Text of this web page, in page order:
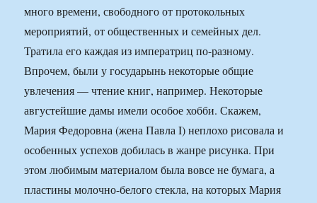
много времени, свободного от протокольных
мероприятий, от общественных и семейных дел.
Тратила его каждая из императриц по-разному.
Впрочем, были у государынь некоторые общие
увлечения — чтение книг, например. Некоторые
августейшие дамы имели особое хобби. Скажем,
Мария Федоровна (жена Павла I) неплохо рисовала и
особенных успехов добилась в жанре рисунка. При
этом любимым материалом была вовсе не бумага, а
пластины молочно-белого стекла, на которых Мария